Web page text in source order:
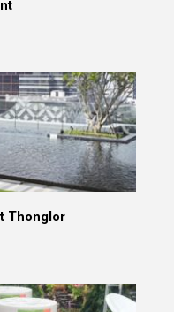
Thonglor